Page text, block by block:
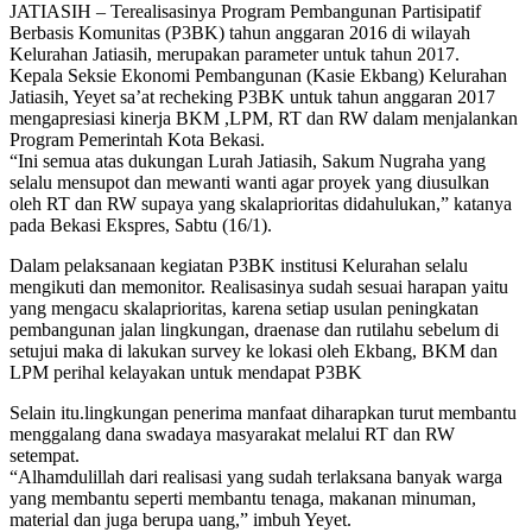
JATIASIH – Terealisasinya Program Pembangunan Partisipatif
Berbasis Komunitas (P3BK) tahun anggaran 2016 di wilayah
Kelurahan Jatiasih, merupakan parameter untuk tahun 2017.
Kepala Seksie Ekonomi Pembangunan (Kasie Ekbang) Kelurahan
Jatiasih, Yeyet sa’at recheking P3BK untuk tahun anggaran 2017
mengapresiasi kinerja BKM ,LPM, RT dan RW dalam menjalankan
Program Pemerintah Kota Bekasi.
“Ini semua atas dukungan Lurah Jatiasih, Sakum Nugraha yang
selalu mensupot dan mewanti wanti agar proyek yang diusulkan
oleh RT dan RW supaya yang skalaprioritas didahulukan,” katanya
pada Bekasi Ekspres, Sabtu (16/1).
Dalam pelaksanaan kegiatan P3BK institusi Kelurahan selalu
mengikuti dan memonitor. Realisasinya sudah sesuai harapan yaitu
yang mengacu skalaprioritas, karena setiap usulan peningkatan
pembangunan jalan lingkungan, draenase dan rutilahu sebelum di
setujui maka di lakukan survey ke lokasi oleh Ekbang, BKM dan
LPM perihal kelayakan untuk mendapat P3BK
Selain itu.lingkungan penerima manfaat diharapkan turut membantu
menggalang dana swadaya masyarakat melalui RT dan RW
setempat.
“Alhamdulillah dari realisasi yang sudah terlaksana banyak warga
yang membantu seperti membantu tenaga, makanan minuman,
material dan juga berupa uang,” imbuh Yeyet.